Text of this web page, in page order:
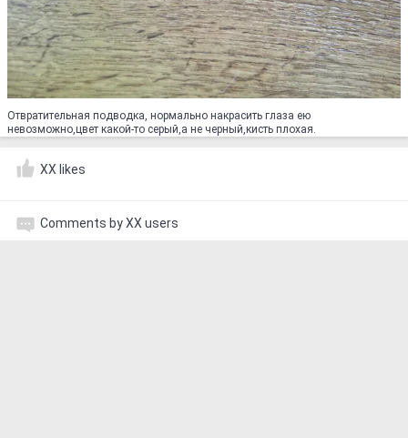
Отвратительная подводка, нормально накрасить глаза ею
невозможно,цвет какой-то серый,а не черный,кисть плохая.
XX likes
Comments by XX users